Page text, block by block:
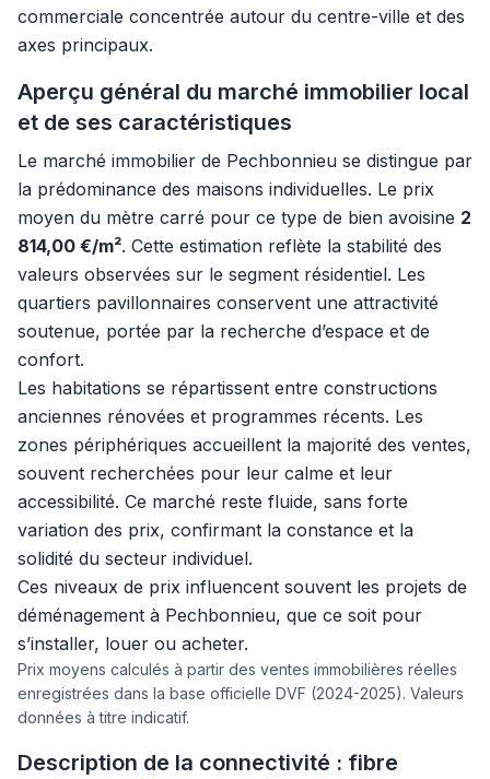
commerciale concentrée autour du centre-ville et des
axes principaux.
Aperçu général du marché immobilier local
et de ses caractéristiques
Le marché immobilier de Pechbonnieu se distingue par
la prédominance des maisons individuelles. Le prix
moyen du mètre carré pour ce type de bien avoisine 2
814,00 €/m². Cette estimation reflète la stabilité des
valeurs observées sur le segment résidentiel. Les
quartiers pavillonnaires conservent une attractivité
soutenue, portée par la recherche d’espace et de
confort.
Les habitations se répartissent entre constructions
anciennes rénovées et programmes récents. Les
zones périphériques accueillent la majorité des ventes,
souvent recherchées pour leur calme et leur
accessibilité. Ce marché reste fluide, sans forte
variation des prix, confirmant la constance et la
solidité du secteur individuel.
Ces niveaux de prix influencent souvent les projets de
déménagement à Pechbonnieu, que ce soit pour
s’installer, louer ou acheter.
Prix moyens calculés à partir des ventes immobilières réelles
enregistrées dans la base officielle DVF (2024-2025). Valeurs
données à titre indicatif.
Description de la connectivité : fibre